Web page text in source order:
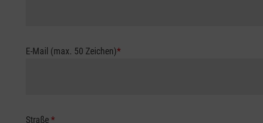
E-Mail (max. 50 Zeichen)*
Straße*